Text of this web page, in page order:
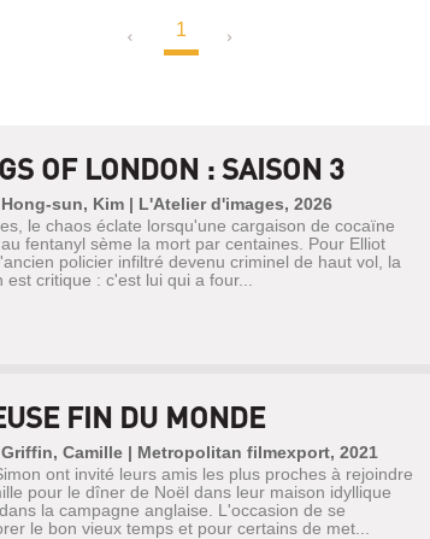
1
OF LONDON : SAISON 3
sun, Kim | L'Atelier d'images, 2026
le chaos éclate lorsqu'une cargaison de cocaïne
fentanyl sème la mort par centaines. Pour Elliot
policier infiltré devenu criminel de haut vol, la
est critique : c'est lui qui a four...
FIN DU MONDE
Camille | Metropolitan filmexport, 2021
ont invité leurs amis les plus proches à rejoindre
pour le dîner de Noël dans leur maison idyllique
la campagne anglaise. L'occasion de se
le bon vieux temps et pour certains de met...